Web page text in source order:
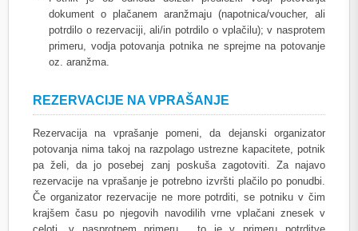
dokument o plačanem aranžmaju (napotnica/voucher, ali
potrdilo o rezervaciji, ali/in potrdilo o vplačilu); v nasprotem
primeru, vodja potovanja potnika ne sprejme na potovanje
oz. aranžma.
REZERVACIJE NA VPRAŠANJE
Rezervacija na vprašanje pomeni, da dejanski organizator
potovanja nima takoj na razpolago ustrezne kapacitete, potnik
pa želi, da jo posebej zanj poskuša zagotoviti. Za najavo
rezervacije na vprašanje je potrebno izvršti plačilo po ponudbi.
Če organizator rezervacije ne more potrditi, se potniku v čim
krajšem času po njegovih navodilih vrne vplačani znesek v